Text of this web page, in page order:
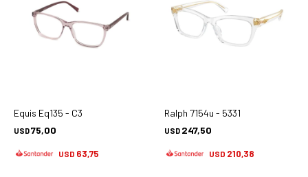
Equis Eq135 - C3
USD75,00
USD 63,75
Ralph 7154u - 5331
USD 247,50
USD 210,38